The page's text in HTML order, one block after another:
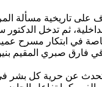
على تاريخية مسألة
في ابتكار مسرح
فارق صبري المقيم
تحدث عن حرية كل بشر